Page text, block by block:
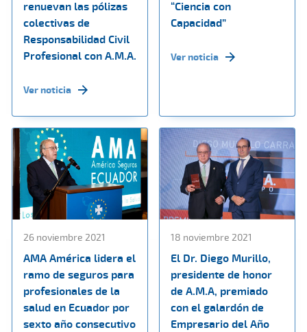
renuevan las pólizas
colectivas de
Responsabilidad Civil
Profesional con A.M.A.
Ver noticia
“Ciencia con
Capacidad”
Ver noticia
26 noviembre 2021
AMA América lidera el
ramo de seguros para
profesionales de la
salud en Ecuador por
sexto año consecutivo
18 noviembre 2021
El Dr. Diego Murillo,
presidente de honor
de A.M.A, premiado
con el galardón de
Empresario del Año